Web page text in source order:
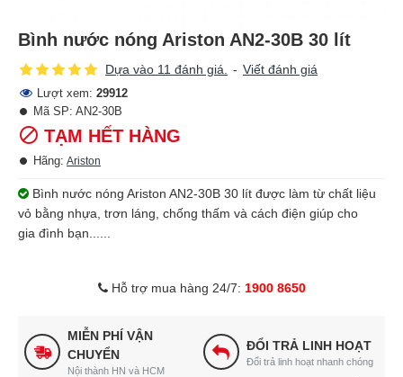
Bình nước nóng Ariston AN2-30B 30 lít
Dựa vào 11 đánh giá. - Viết đánh giá
Lượt xem: 29912
TẠM HẾT HÀNG
Hãng: Ariston
Mã SP: AN2-30B
Bình nước nóng Ariston AN2-30B 30 lít được làm từ chất liệu
vỏ bằng nhựa, trơn láng, chống thấm và cách điện giúp cho
gia đình bạn......
Hỗ trợ mua hàng 24/7: 1900 8650
MIỄN PHÍ VẬN
CHUYỂN
Nội thành HN và HCM
ĐỔI TRẢ LINH HOẠT
Đổi trả linh hoạt nhanh chóng